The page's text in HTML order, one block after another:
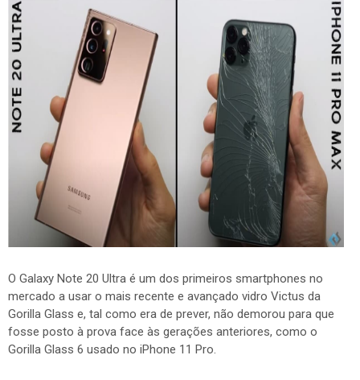
O Galaxy Note 20 Ultra é um dos primeiros smartphones no
mercado a usar o mais recente e avançado vidro Victus da
Gorilla Glass e, tal como era de prever, não demorou para que
fosse posto à prova face às gerações anteriores, como o
Gorilla Glass 6 usado no iPhone 11 Pro.